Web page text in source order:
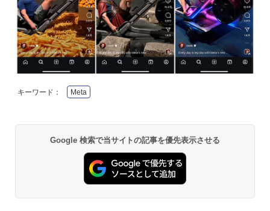
キーワード： Meta
Google 検索で当サイトの記事を優先表示させる